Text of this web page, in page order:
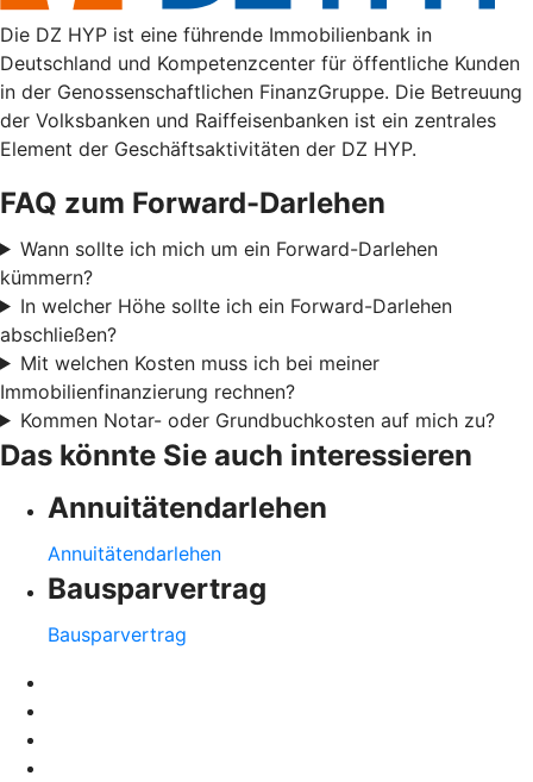
Die DZ HYP ist eine führende Immobilienbank in
Deutschland und Kompetenzcenter für öffentliche Kunden
in der Genossenschaftlichen FinanzGruppe. Die Betreuung
der Volksbanken und Raiffeisenbanken ist ein zentrales
Element der Geschäftsaktivitäten der DZ HYP.
FAQ zum Forward-Darlehen
Wann sollte ich mich um ein Forward-Darlehen
kümmern?
In welcher Höhe sollte ich ein Forward-Darlehen
abschließen?
Mit welchen Kosten muss ich bei meiner
Immobilienfinanzierung rechnen?
Kommen Notar- oder Grundbuchkosten auf mich zu?
Das könnte Sie auch interessieren
Annuitätendarlehen
Annuitätendarlehen
Bausparvertrag
Bausparvertrag